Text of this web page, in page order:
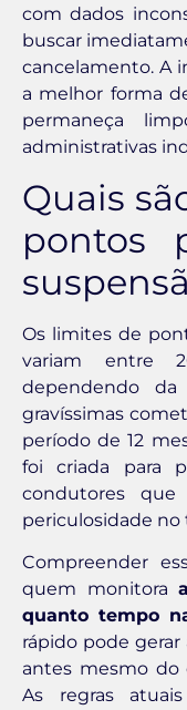
com dados
buscar
cancelamento. A
a melhor forma
permaneça
administrativas
Quais
pontos
Os limites de
variam entre
dependendo
gravíssimas
período de 12
foi criada para
condutores
periculosidade no
Compreender
quem monitora
quanto tempo
rápido pode
antes mesmo do
As regras